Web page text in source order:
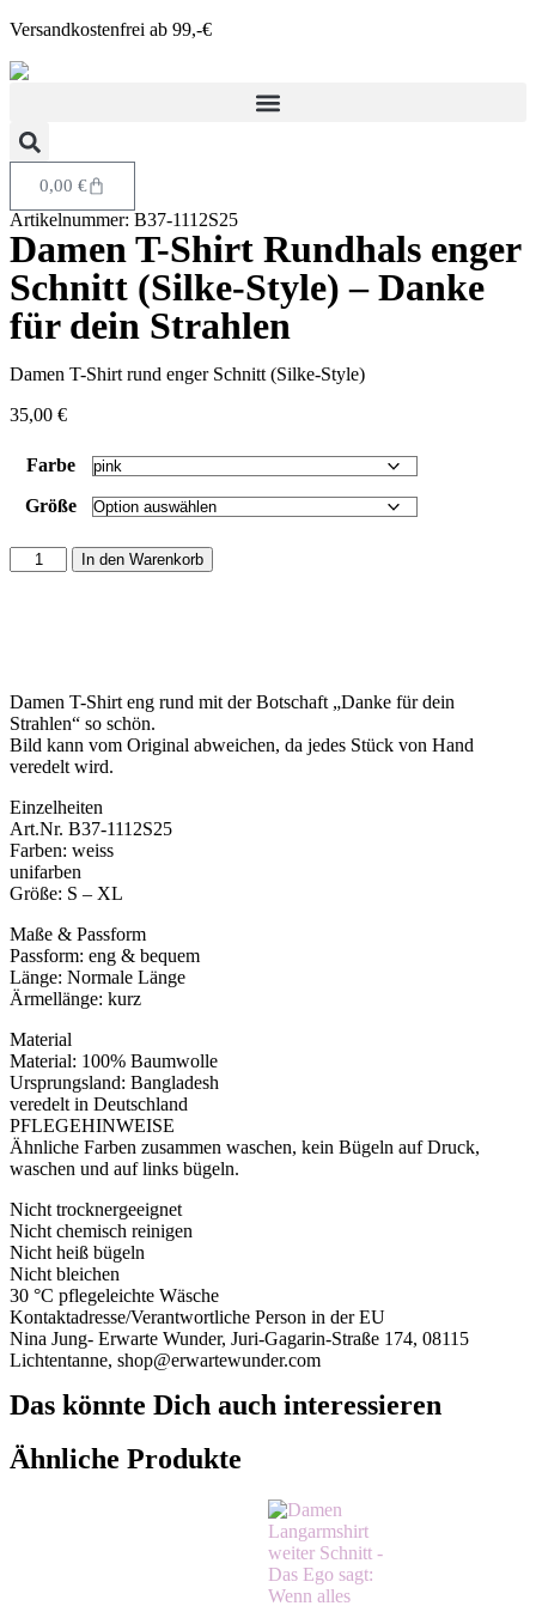
Versandkostenfrei ab 99,-€
0,00 €
Artikelnummer: B37-1112S25
Damen T-Shirt Rundhals enger
Schnitt (Silke-Style) – Danke
für dein Strahlen
Damen T-Shirt rund enger Schnitt (Silke-Style)
35,00 €
Farbe
Größe
In den Warenkorb
Damen T-Shirt eng rund mit der Botschaft „Danke für dein
Strahlen“ so schön.
Bild kann vom Original abweichen, da jedes Stück von Hand
veredelt wird.
Einzelheiten
Art.Nr. B37-1112S25
Farben: weiss
unifarben
Größe: S – XL
Maße & Passform
Passform: eng & bequem
Länge: Normale Länge
Ärmellänge: kurz
Material
Material: 100% Baumwolle
Ursprungsland: Bangladesh
veredelt in Deutschland
PFLEGEHINWEISE
Ähnliche Farben zusammen waschen, kein Bügeln auf Druck,
waschen und auf links bügeln.
Nicht trocknergeeignet
Nicht chemisch reinigen
Nicht heiß bügeln
Nicht bleichen
30 °C pflegeleichte Wäsche
Kontaktadresse/Verantwortliche Person in der EU
Nina Jung- Erwarte Wunder, Juri-Gagarin-Straße 174, 08115
Lichtentanne, shop@erwartewunder.com
Das könnte Dich auch interessieren
Ähnliche Produkte